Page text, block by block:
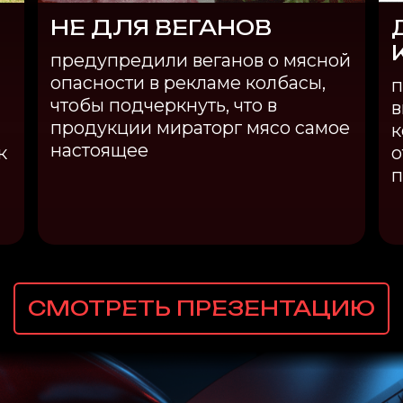
НЕ ДЛЯ ВЕГАНОВ
предупредили веганов о мясной
опасности в рекламе колбасы,
чтобы подчеркнуть, что в
продукции мираторг мясо самое
настоящее
СМОТРЕТЬ ПРЕЗЕНТАЦИЮ